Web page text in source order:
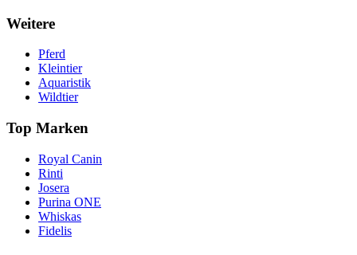
Weitere
Pferd
Kleintier
Aquaristik
Wildtier
Top Marken
Royal Canin
Rinti
Josera
Purina ONE
Whiskas
Fidelis